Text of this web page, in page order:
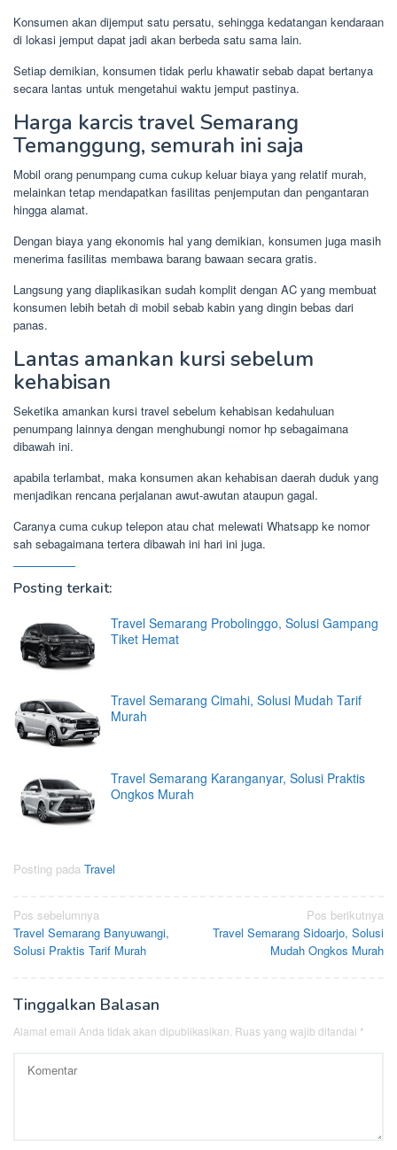
Konsumen akan dijemput satu persatu, sehingga kedatangan kendaraan
di lokasi jemput dapat jadi akan berbeda satu sama lain.
Setiap demikian, konsumen tidak perlu khawatir sebab dapat bertanya
secara lantas untuk mengetahui waktu jemput pastinya.
Harga karcis travel Semarang
Temanggung, semurah ini saja
Mobil orang penumpang cuma cukup keluar biaya yang relatif murah,
melainkan tetap mendapatkan fasilitas penjemputan dan pengantaran
hingga alamat.
Dengan biaya yang ekonomis hal yang demikian, konsumen juga masih
menerima fasilitas membawa barang bawaan secara gratis.
Langsung yang diaplikasikan sudah komplit dengan AC yang membuat
konsumen lebih betah di mobil sebab kabin yang dingin bebas dari
panas.
Lantas amankan kursi sebelum
kehabisan
Seketika amankan kursi travel sebelum kehabisan kedahuluan
penumpang lainnya dengan menghubungi nomor hp sebagaimana
dibawah ini.
apabila terlambat, maka konsumen akan kehabisan daerah duduk yang
menjadikan rencana perjalanan awut-awutan ataupun gagal.
Caranya cuma cukup telepon atau chat melewati Whatsapp ke nomor
sah sebagaimana tertera dibawah ini hari ini juga.
Posting terkait:
Travel Semarang Probolinggo, Solusi Gampang
Tiket Hemat
Travel Semarang Cimahi, Solusi Mudah Tarif
Murah
Travel Semarang Karanganyar, Solusi Praktis
Ongkos Murah
Posting pada Travel
Navigasi
pos
Pos sebelumnya
Travel Semarang Banyuwangi,
Solusi Praktis Tarif Murah
Pos berikutnya
Travel Semarang Sidoarjo, Solusi
Mudah Ongkos Murah
Tinggalkan Balasan
Alamat email Anda tidak akan dipublikasikan. Ruas yang wajib ditandai *